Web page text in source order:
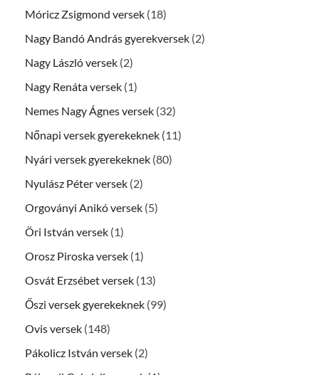
Móricz Zsigmond versek (18)
Nagy Bandó András gyerekversek (2)
Nagy László versek (2)
Nagy Renáta versek (1)
Nemes Nagy Ágnes versek (32)
Nőnapi versek gyerekeknek (11)
Nyári versek gyerekeknek (80)
Nyulász Péter versek (2)
Orgoványi Anikó versek (5)
Öri István versek (1)
Orosz Piroska versek (1)
Osvát Erzsébet versek (13)
Őszi versek gyerekeknek (99)
Ovis versek (148)
Pákolicz István versek (2)